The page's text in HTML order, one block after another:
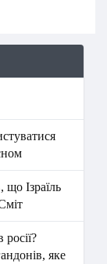
що Ізраїль
росії?
яке